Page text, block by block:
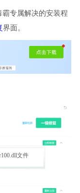
专属解决的安装程
界面。
文件